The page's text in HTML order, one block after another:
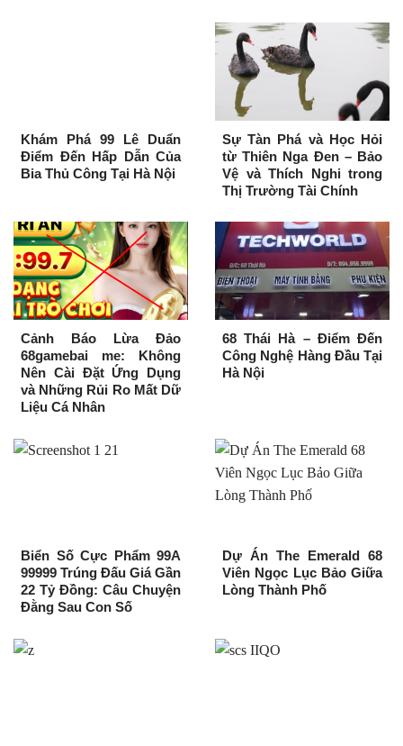
Khám Phá 99 Lê Duẩn
Điểm Đến Hấp Dẫn Của
Bia Thủ Công Tại Hà Nội
Sự Tàn Phá và Học Hỏi
từ Thiên Nga Đen – Bảo
Vệ và Thích Nghi trong
Thị Trường Tài Chính
Cảnh Báo Lừa Đảo
68gamebai me: Không
Nên Cài Đặt Ứng Dụng
và Những Rủi Ro Mất Dữ
Liệu Cá Nhân
68 Thái Hà – Điểm Đến
Công Nghệ Hàng Đầu Tại
Hà Nội
Biển Số Cực Phẩm 99A
99999 Trúng Đấu Giá Gần
22 Tỷ Đồng: Câu Chuyện
Đằng Sau Con Số
Dự Án The Emerald 68
Viên Ngọc Lục Bảo Giữa
Lòng Thành Phố